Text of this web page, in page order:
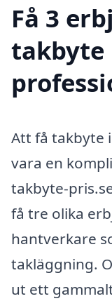
Få 3
takbyte
Att få takbyte
vara en
takbyte-
få tre olika
hantverkare
takläggning.
ut ett